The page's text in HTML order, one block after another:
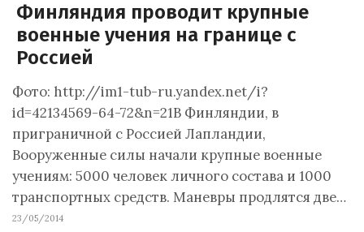
Финляндия проводит крупные
военные учения на границе с
Россией
Фото: http://im1-tub-ru.yandex.net/i?
id=42134569-64-72&n=21В Финляндии, в
приграничной с Россией Лапландии,
Вооруженные силы начали крупные военные
учениям: 5000 человек личного состава и 1000
транспортных средств. Маневры продлятся две…
23/05/2014